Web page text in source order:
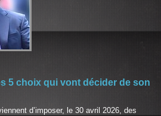
5 choix qui vont décider de son
d’imposer, le 30 avril 2026, des